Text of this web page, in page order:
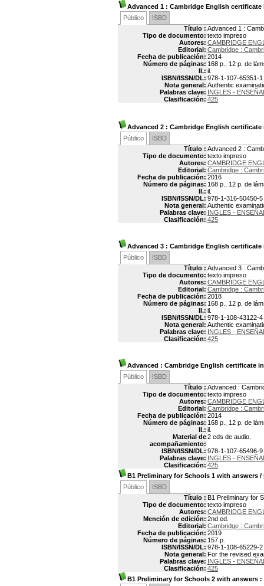
Advanced 1 : Cambridge English
Público
ISBD
Título : Advanced 1 :
Tipo de documento: texto impreso
Autores: CAMBRIDGE
Editorial: Cambridge :
Fecha de publicación: 2014
Número de páginas: 168 p., 12 p. de
Il.: il.
ISBN/ISSN/DL: 978-1-107-65351-1
Nota general: Authentic
Palabras clave: INGLES -
Clasificación: 425
Advanced 2 : Cambridge English
Público
ISBD
Título : Advanced 2 :
Tipo de documento: texto impreso
Autores: CAMBRIDGE
Editorial: Cambridge :
Fecha de publicación: 2016
Número de páginas: 168 p., 12 p. de
Il.: il.
ISBN/ISSN/DL: 978-1-316-50450-5
Nota general: Authentic
Palabras clave: INGLES -
Clasificación: 425
Advanced 3 : Cambridge English
Público
ISBD
Título : Advanced 3 :
Tipo de documento: texto impreso
Autores: CAMBRIDGE
Editorial: Cambridge :
Fecha de publicación: 2018
Número de páginas: 168 p., 12 p. de
Il.: il.
ISBN/ISSN/DL: 978-1-108-43122-4
Nota general: Authentic
Palabras clave: INGLES -
Clasificación: 425
Advanced : Cambridge English certificate
Público
ISBD
Título : Advanced :
Tipo de documento: texto impreso
Autores: CAMBRIDGE
Editorial: Cambridge :
Fecha de publicación: 2014
Número de páginas: 168 p., 12 p. de
Il.: il.
Material de
acompañamiento:
2 cds de audio.
ISBN/ISSN/DL: 978-1-107-65496-9
Palabras clave: INGLES -
Clasificación: 425
B1 Preliminary for Schools 1 with answers /
Público
ISBD
Título : B1 Preliminary for
Tipo de documento: texto impreso
Autores: CAMBRIDGE
Mención de edición: 2nd ed.
Editorial: Cambridge :
Fecha de publicación: 2019
Número de páginas: 157 p.
ISBN/ISSN/DL: 978-1-108-65229-2
Nota general: For the revised
Palabras clave: INGLES -
Clasificación: 425
B1 Preliminary for Schools 2 with answers :